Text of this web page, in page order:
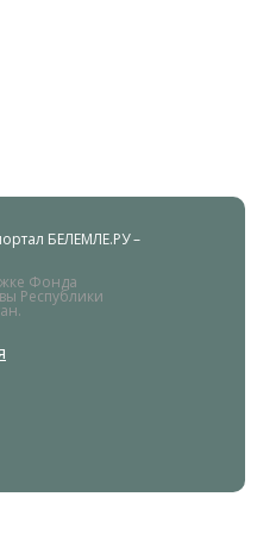
БЕЛЕМЛЕ.РУ –
Фонда
Республики